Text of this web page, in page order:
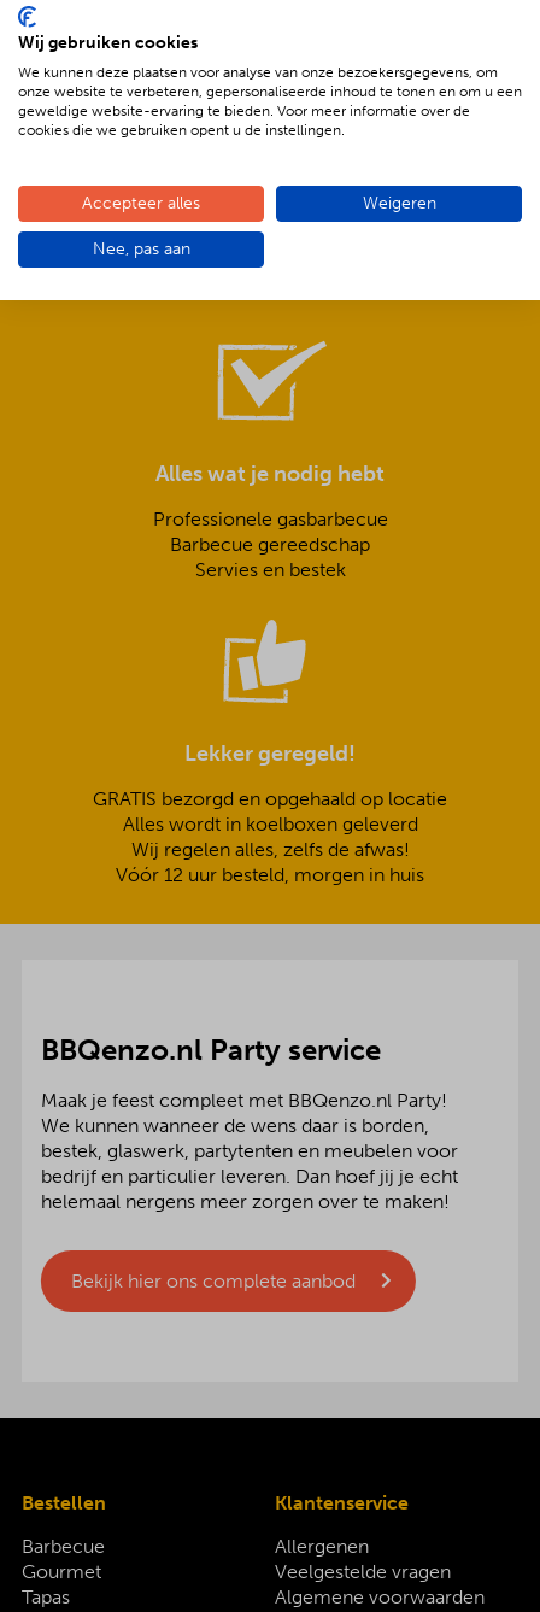
Compleet is ook écht compleet!
Frisse salades,
smeuïge sauzen,
Alles wat je nodig hebt
Professionele gasbarbecue
Barbecue gereedschap
Servies en bestek
Lekker geregeld!
GRATIS bezorgd en opgehaald op locatie
Alles wordt in koelboxen geleverd
Wij regelen alles, zelfs de afwas!
Vóór 12 uur besteld, morgen in huis
BBQenzo.nl Party service
Maak je feest compleet met BBQenzo.nl Party!
We kunnen wanneer de wens daar is borden,
bestek, glaswerk, partytenten en meubelen voor
bedrijf en particulier leveren. Dan hoef jij je echt
helemaal nergens meer zorgen over te maken!
Bekijk hier ons complete aanbod
Bestellen
Barbecue
Gourmet
Tapas
Klantenservice
Allergenen
Veelgestelde vragen
Algemene voorwaarden
Wij gebruiken cookies
We kunnen deze plaatsen voor analyse van onze bezoekersgegevens, om
onze website te verbeteren, gepersonaliseerde inhoud te tonen en om u een
geweldige website-ervaring te bieden. Voor meer informatie over de
cookies die we gebruiken opent u de instellingen.
Accepteer alles Weigeren
Nee, pas aan